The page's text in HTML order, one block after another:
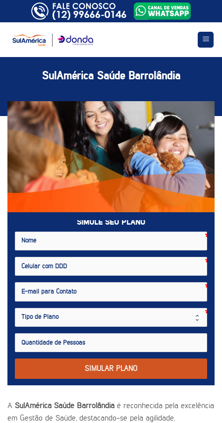
SulAmérica Saúde Barrolândia
SIMULE SEU PLANO
SIMULAR PLANO
A SulAmérica Saúde Barrolândia é reconhecida pela excelência
em Gestão de Saúde, destacando-se pela agilidade,